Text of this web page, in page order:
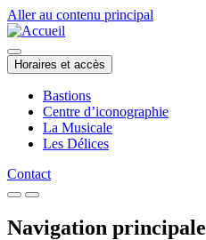
Aller au contenu principal
Horaires et accès
Bastions
Centre d’iconographie
La Musicale
Les Délices
Contact
Navigation principale